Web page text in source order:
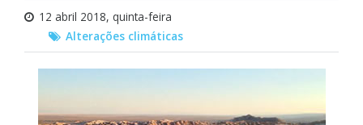
12 abril 2018, quinta-feira
Alterações climáticas